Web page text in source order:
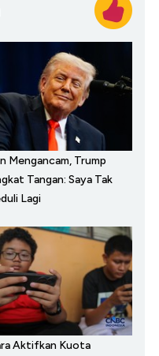
Mengancam, Trump
Tangan: Saya Tak
Lagi
Aktifkan Kuota